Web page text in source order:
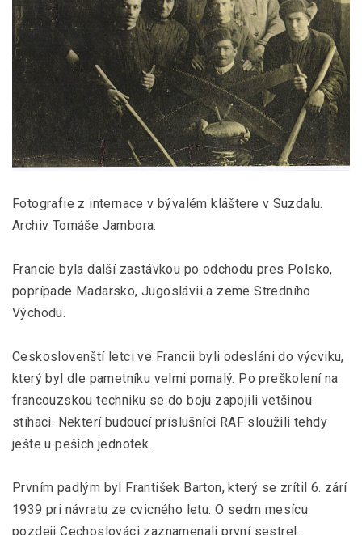
Fotografie z internace v bývalém kláštere v Suzdalu.
Archiv Tomáše Jambora.
Francie byla další zastávkou po odchodu pres Polsko,
poprípade Madarsko, Jugoslávii a zeme Stredního
Východu.
Ceskoslovenští letci ve Francii byli odesláni do výcviku,
který byl dle pametníku velmi pomalý. Po preškolení na
francouzskou techniku se do boju zapojili vetšinou
stíhaci. Nekterí budoucí príslušníci RAF sloužili tehdy
ješte u peších jednotek.
Prvním padlým byl František Barton, který se zrítil 6. zárí
1939 pri návratu ze cvicného letu. O sedm mesícu
pozdeji Cechoslováci zaznamenali první sestrel.